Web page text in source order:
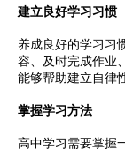
建立良好学习习惯
养成良好的学习习
容、及时完成作业
能够帮助建立自律
掌握学习方法
高中学习需要掌握